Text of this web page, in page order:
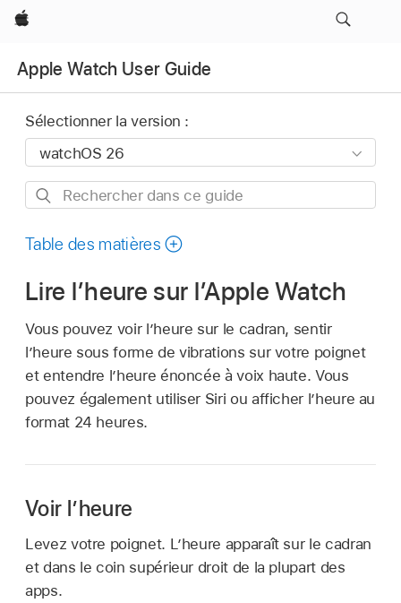
Apple
Apple Watch User Guide
Sélectionner la version :
Rechercher
ce
Table des matières
Lire l’heure sur l’Apple Watch
Vous pouvez voir l’heure sur le cadran, sentir
l’heure sous forme de vibrations sur votre poignet
et entendre l’heure énoncée à voix haute. Vous
pouvez également utiliser Siri ou afficher l’heure au
format 24 heures.
Voir l’heure
Levez votre poignet. L’heure apparaît sur le cadran
et dans le coin supérieur droit de la plupart des
apps.